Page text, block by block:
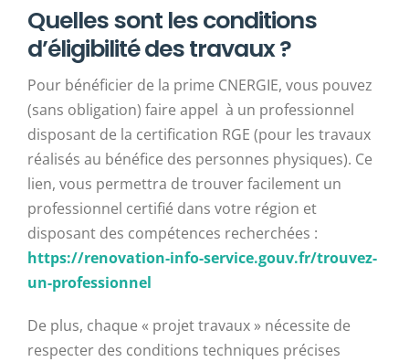
Quelles sont les conditions
d’éligibilité des travaux ?
Pour bénéficier de la prime CNERGIE, vous pouvez
(sans obligation) faire appel à un professionnel
disposant de la certification RGE (pour les travaux
réalisés au bénéfice des personnes physiques). Ce
lien, vous permettra de trouver facilement un
professionnel certifié dans votre région et
disposant des compétences recherchées :
https://renovation-info-service.gouv.fr/trouvez-
un-professionnel
De plus, chaque « projet travaux » nécessite de
respecter des conditions techniques précises